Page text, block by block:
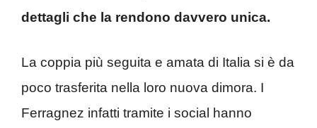
dettagli che la rendono davvero unica.
La coppia più seguita e amata di Italia si è da
poco trasferita nella loro nuova dimora. I
Ferragnez infatti tramite i social hanno